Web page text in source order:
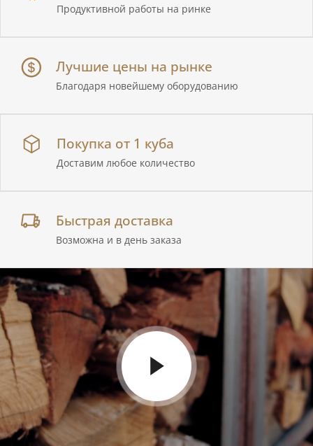
Продуктивной работы на ринке
Лучшие цены на рынке
Благодаря новейшему оборудованию
Покупка от 1 куба
Доставим любое количество
Быстрая доставка
Возможна и в день заказа